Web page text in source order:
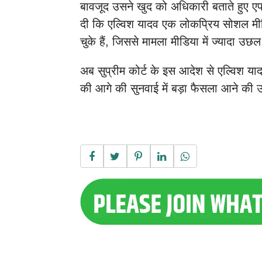
बावजूद उसने खुद को अधिकारी बताते हुए
दी कि एल्विश यादव एक लोकप्रिय सोशल
चुके हैं, जिससे मामला मीडिया में ज्यादा
अब सुप्रीम कोर्ट के इस आदेश से एल्विश
की आगे की सुनवाई में बड़ा फैसला आने की